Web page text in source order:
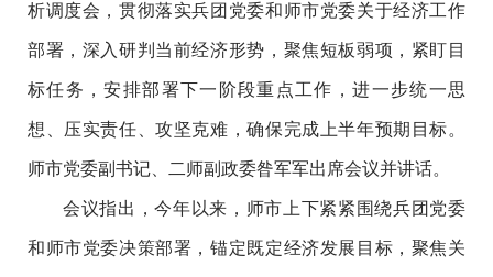
析调度会，贯彻落实兵团党委和师市党委关于经济工作
部署，深入研判当前经济形势，聚焦短板弱项，紧盯目
标任务，安排部署下一阶段重点工作，进一步统一思
想、压实责任、攻坚克难，确保完成上半年预期目标。
师市党委副书记、二师副政委昝军军出席会议并讲话。
会议指出，今年以来，师市上下紧紧围绕兵团党委
和师市党委决策部署，锚定既定经济发展目标，聚焦关